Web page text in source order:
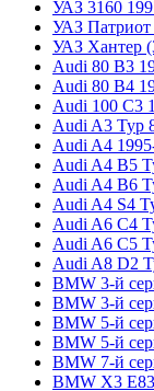
УАЗ 3160
УАЗ Патриот
УАЗ Хантер
Audi 80 B3
Audi 80 B4
Audi 100 C3
Audi A3 Typ
Audi A4
Audi A4 B5
Audi A4 B6
Audi A4 S4
Audi A6 C4
Audi A6 C5
Audi A8 D2
BMW 3-й
BMW 3-й
BMW 5-й
BMW 5-й
BMW 7-й
BMW X3